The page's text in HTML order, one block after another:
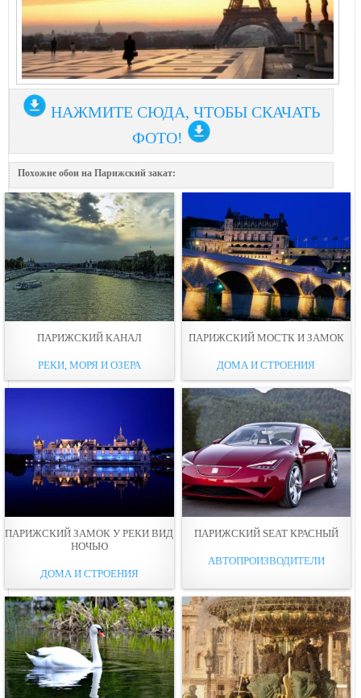
НАЖМИТЕ СЮДА, ЧТОБЫ СКАЧАТЬ
ФОТО!
Похожие обои на Парижский закат:
ПАРИЖСКИЙ КАНАЛ
РЕКИ, МОРЯ И ОЗЕРА
ПАРИЖСКИЙ МОСТК И ЗАМОК
ДОМА И СТРОЕНИЯ
ПАРИЖСКИЙ ЗАМОК У РЕКИ ВИД
НОЧЬЮ
ДОМА И СТРОЕНИЯ
ПАРИЖСКИЙ SEAT КРАСНЫЙ
АВТОПРОИЗВОДИТЕЛИ